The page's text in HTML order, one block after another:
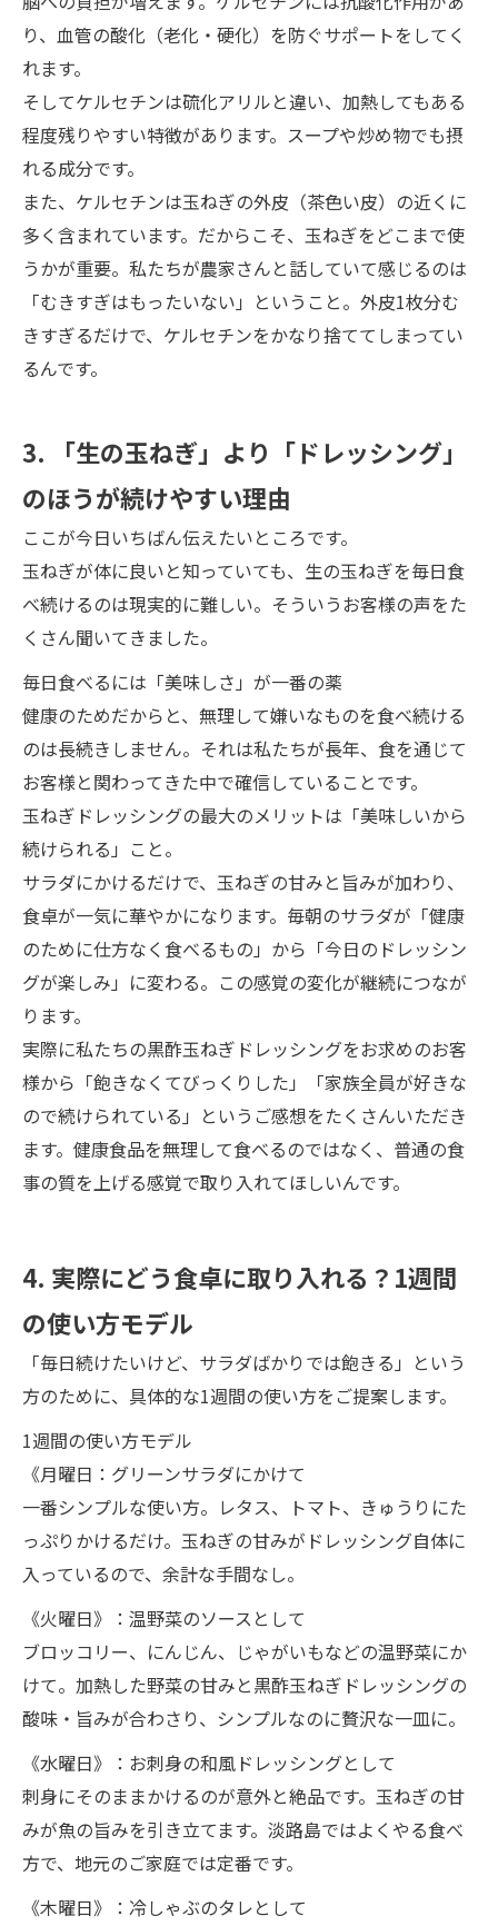
り、血管の酸化（老化・硬化）を防ぐサポートをしてく
れます。
そしてケルセチンは硫化アリルと違い、加熱してもある
程度残りやすい特徴があります。スープや炒め物でも摂
れる成分です。
また、ケルセチンは玉ねぎの外皮（茶色い皮）の近くに
多く含まれています。だからこそ、玉ねぎをどこまで使
うかが重要。私たちが農家さんと話していて感じるのは
「むきすぎはもったいない」ということ。外皮1枚分む
きすぎるだけで、ケルセチンをかなり捨ててしまってい
るんです。
3. 「生の玉ねぎ」より「ドレッシング」
のほうが続けやすい理由
ここが今日いちばん伝えたいところです。
玉ねぎが体に良いと知っていても、生の玉ねぎを毎日食
べ続けるのは現実的に難しい。そういうお客様の声をた
くさん聞いてきました。
毎日食べるには「美味しさ」が一番の薬
健康のためだからと、無理して嫌いなものを食べ続ける
のは長続きしません。それは私たちが長年、食を通じて
お客様と関わってきた中で確信していることです。
玉ねぎドレッシングの最大のメリットは「美味しいから
続けられる」こと。
サラダにかけるだけで、玉ねぎの甘みと旨みが加わり、
食卓が一気に華やかになります。毎朝のサラダが「健康
のために仕方なく食べるもの」から「今日のドレッシン
グが楽しみ」に変わる。この感覚の変化が継続につなが
ります。
実際に私たちの黒酢玉ねぎドレッシングをお求めのお客
様から「飽きなくてびっくりした」「家族全員が好きな
ので続けられている」というご感想をたくさんいただき
ます。健康食品を無理して食べるのではなく、普通の食
事の質を上げる感覚で取り入れてほしいんです。
4. 実際にどう食卓に取り入れる？1週間
の使い方モデル
「毎日続けたいけど、サラダばかりでは飽きる」という
方のために、具体的な1週間の使い方をご提案します。
1週間の使い方モデル
《月曜日：グリーンサラダにかけて
一番シンプルな使い方。レタス、トマト、きゅうりにた
っぷりかけるだけ。玉ねぎの甘みがドレッシング自体に
入っているので、余計な手間なし。
《火曜日》：温野菜のソースとして
ブロッコリー、にんじん、じゃがいもなどの温野菜にか
けて。加熱した野菜の甘みと黒酢玉ねぎドレッシングの
酸味・旨みが合わさり、シンプルなのに贅沢な一皿に。
《水曜日》：お刺身の和風ドレッシングとして
刺身にそのままかけるのが意外と絶品です。玉ねぎの甘
みが魚の旨みを引き立てます。淡路島ではよくやる食べ
方で、地元のご家庭では定番です。
《木曜日》：冷しゃぶのタレとして